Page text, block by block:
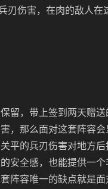
刃伤害，在肉的敌人在
留，带上签到两天赠
，那么面对这套阵容
平的兵刃伤害对地方
安全感，也能提供一
阵容唯一的缺点就是